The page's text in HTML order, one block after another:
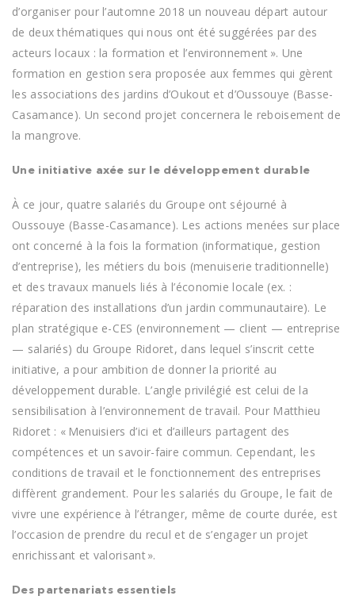
d’organiser pour l’automne 2018 un nouveau départ autour
de deux thématiques qui nous ont été suggérées par des
acteurs locaux : la formation et l’environnement ». Une
formation en gestion sera proposée aux femmes qui gèrent
les associations des jardins d’Oukout et d’Oussouye (Basse-
Casamance). Un second projet concernera le reboisement de
la mangrove.
Une initiative axée sur le développement durable
À ce jour, quatre salariés du Groupe ont séjourné à
Oussouye (Basse-Casamance). Les actions menées sur place
ont concerné à la fois la formation (informatique, gestion
d’entreprise), les métiers du bois (menuiserie traditionnelle)
et des travaux manuels liés à l’économie locale (ex. :
réparation des installations d’un jardin communautaire). Le
plan stratégique e-CES (environnement — client — entreprise
— salariés) du Groupe Ridoret, dans lequel s’inscrit cette
initiative, a pour ambition de donner la priorité au
développement durable. L’angle privilégié est celui de la
sensibilisation à l’environnement de travail. Pour Matthieu
Ridoret : « Menuisiers d’ici et d’ailleurs partagent des
compétences et un savoir-faire commun. Cependant, les
conditions de travail et le fonctionnement des entreprises
diffèrent grandement. Pour les salariés du Groupe, le fait de
vivre une expérience à l’étranger, même de courte durée, est
l’occasion de prendre du recul et de s’engager un projet
enrichissant et valorisant ».
Des partenariats essentiels